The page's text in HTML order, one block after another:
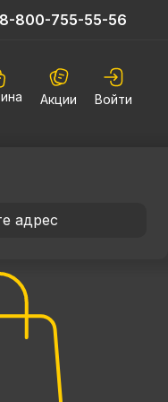
8-800-755-55-56
Акции Войти
адрес